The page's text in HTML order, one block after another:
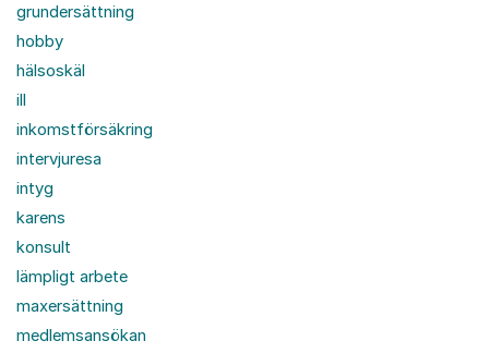
grundersättning
hobby
hälsoskäl
ill
inkomstförsäkring
intervjuresa
intyg
karens
konsult
lämpligt arbete
maxersättning
medlemsansökan